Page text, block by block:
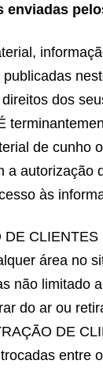
enviadas
dos
de cunho
a autorização
às
DE
área no
não limitado
do ar ou
DE
entre